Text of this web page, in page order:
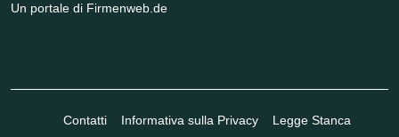
Un portale di Firmenweb.de
Contatti Informativa sulla Privacy Legge Stanca